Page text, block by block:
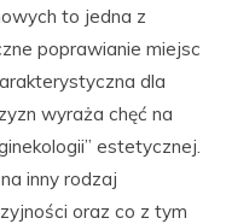
to jedna z
poprawianie miejsc
dla
wyraża chęć na
estetycznej.
inny rodzaj
oraz co z tym